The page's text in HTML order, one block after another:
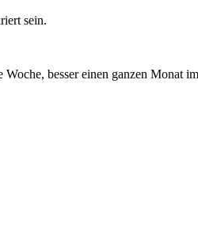
sein.
besser einen ganzen Monat